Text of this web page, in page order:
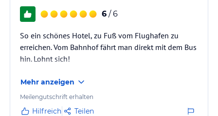
6 / 6
So ein schönes Hotel, zu Fuß vom Flughafen zu
erreichen. Vom Bahnhof fährt man direkt mit dem Bus
hin. Lohnt sich!
Mehr anzeigen
Meilengutschrift erhalten
Hilfreich Teilen